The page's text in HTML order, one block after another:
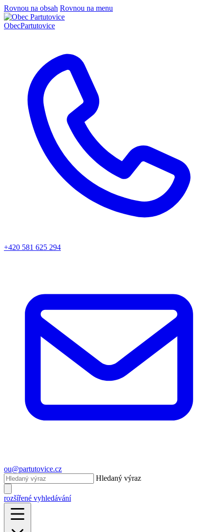
Rovnou na obsah Rovnou na menu
ObecPartutovice
+420 581 625 294
ou@partutovice.cz
Hledaný výraz
rozšířené vyhledávání